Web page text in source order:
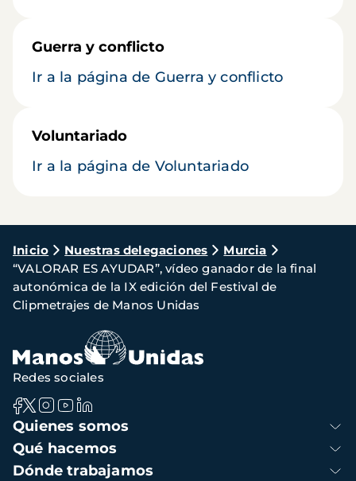
Guerra y conflicto
Ir a la página de Guerra y conflicto
Voluntariado
Ir a la página de Voluntariado
Ruta
de
navegación
Inicio Nuestras delegaciones
Murcia
“VALORAR ES AYUDAR”, vídeo ganador de la final
autonómica de la IX edición del Festival de
Clipmetrajes de Manos Unidas
Navegación
principal
Quienes somos
Qué hacemos
Dónde trabajamos
Redes sociales